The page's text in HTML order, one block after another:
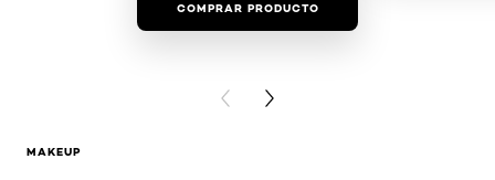
COMPRAR PRODUCTO
PREVIOUS CARD
NEXT CARD
MAKEUP